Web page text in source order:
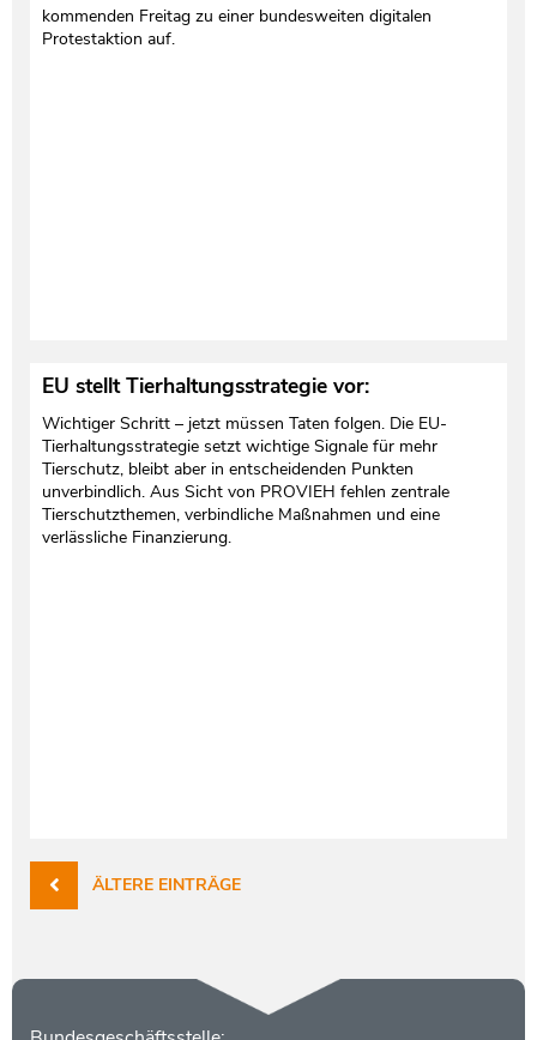
kommenden Freitag zu einer bundesweiten digitalen
Protestaktion auf.
EU stellt Tierhaltungsstrategie vor:
Wichtiger Schritt – jetzt müssen Taten folgen. Die EU-
Tierhaltungsstrategie setzt wichtige Signale für mehr
Tierschutz, bleibt aber in entscheidenden Punkten
unverbindlich. Aus Sicht von PROVIEH fehlen zentrale
Tierschutzthemen, verbindliche Maßnahmen und eine
verlässliche Finanzierung.
ÄLTERE EINTRÄGE